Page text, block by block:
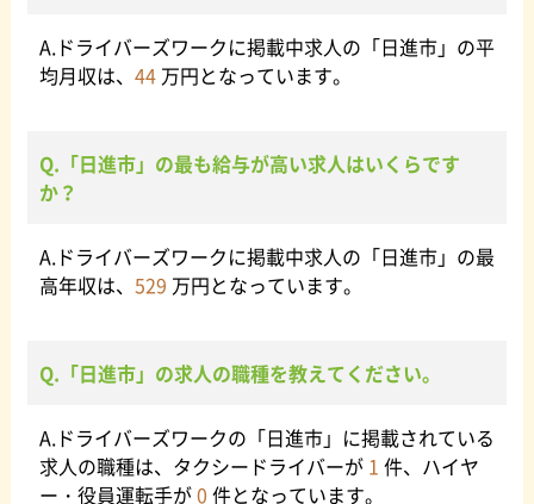
すすめします。
合わせて2日分一気に働く代わりに翌日が休みになる隔日
勤務の3種類があります。これらの勤務体系を、自分の生
時間を過ごしたい場合は昼勤、大きく稼ぎたい場合は夜
勤、プライベートの時間を多く取りたい場合は隔日勤務
がそれぞれおすすめです。
A.ドライバーズワークに掲載中求人の「日進市」の平
均月収は、 44万円となっています。
Q.「日進市」の最も給与が高い求人はいくらです
か？
A.ドライバーズワークに掲載中求人の「日進市」の最
高年収は、 529 万円となっています。
Q.「日進市」の求人の職種を教えてください。
A.ドライバーズワークの「日進市」に掲載されている
求人の職種は、タクシードライバーが 1 件、ハイヤ
ー・役員運転手が0 件となっています。